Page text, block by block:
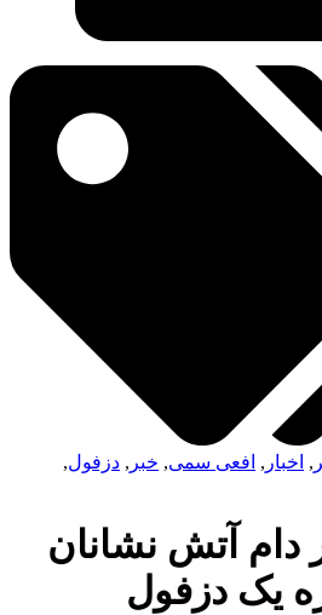
,افعی سمی,خبر ,دزفول,
آتش نشانان
یک دزفول